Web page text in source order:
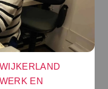
EN